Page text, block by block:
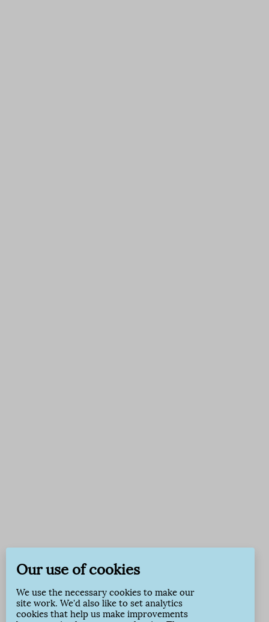
Our use of cookies
We use the necessary cookies to make our
site work. We'd also like to set analytics
cookies that help us make improvements